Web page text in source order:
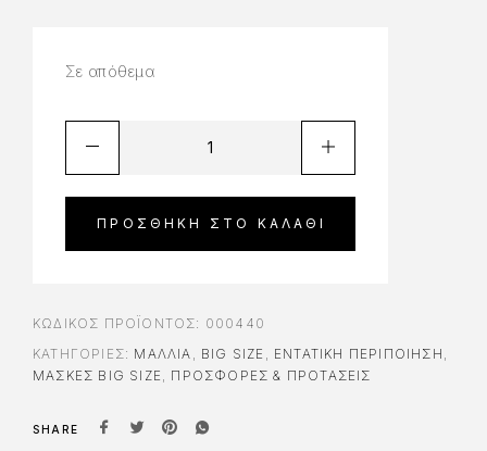
Σε απόθεμα
ΠΡΟΣΘΉΚΗ ΣΤΟ ΚΑΛΆΘΙ
ΚΩΔΙΚΌΣ ΠΡΟΪΌΝΤΟΣ: 000440
ΚΑΤΗΓΟΡΊΕΣ: ΜΑΛΛΙΑ , BIG SIZE , ΕΝΤΑΤΙΚΉ ΠΕΡΙΠΟΊΗΣΗ ,
ΜΆΣΚΕΣ BIG SIZE, ΠΡΟΣΦΟΡΕΣ & ΠΡΟΤΑΣΕΙΣ
SHARE